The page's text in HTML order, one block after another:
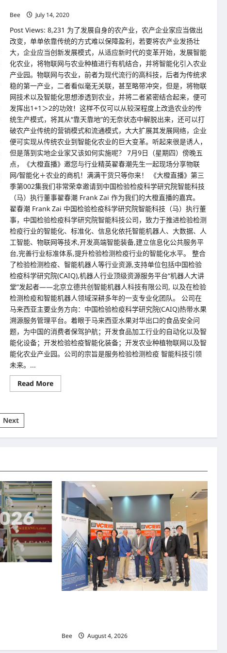
行
业
手
将
分
享
做
生
意
的
实
战
经
验
以
及
共
创
美
好
商
机
的
精
辟
观
点！
Bee
July 14, 2020
Post Views: 8,231 为了发展自身的农产业，农产企业家应当做出
改变，单单依靠传统的方式难以保障盈利，若要将农产业发扬壮
大，企业应当创新发展模式，从适应新时代的变革开始，发展智能
化农业，将物联网与农业种植进行有机结合，并将智能化引入农业
产业园。物联网与农业，前者为现代流行的高科技，后者为传统求
稳的第一产业，二者看似毫无关联，甚至略带冲突，但是，将物联
网技术以及智能化思想渗透到农业，并将二者紧密结合起来，便可
发挥出1+1＞2的功效！这样不仅可以从较深程度上改造农业的传
统生产模式，将其从“靠天靠地”的无奈状态中解脱出来，还可以打
破农产业传统的营销模式和流通模式，大大扩展其发展网络，企业
便可实现从传统农业到智能化农业的巨大变革。听起来很是诱人，
但是落到实地企业家又该如何实施呢？ 7月9日（星期四）傍晚五
点，《大橙直播》邀您与行业精英翟春潮先生一起现场分享物联
网/智能化＋农业的商机！满满干货只等你来！ 《大橙直播》第三
季第002集我们非常荣幸邀请到中国检验检疫科学研究院智能科技
（马）执行董事翟春潮 Frank Zai 作为我们的大橙直播的嘉宾。
翟春潮 Frank Zai 中国检验检疫科学研究院智能科技（马）执行董
事，中国检验检疫科学研究院智能科技公司，致力于推进检验检测
检疫行业的智能化、标准化、信息化依托智能机器人、大数据、人
工智能、物联网等技术,开发高端智能装备,建立信息化公共服务平
台,完善行业标准体系,提升检验检测检疫行业的智能化水平。 整合
了检验检测检疫、智能机器人等行业资源,支持单位包括中国检验
检疫科学研究院(CAIQ),机器人行业顶级资源服务平台“机器人大讲
堂”发起者——北京立德共创智能机器人科技有限公司, 以及在检验
检测检疫和智能机器人领域深耕多年的一支专业化团队。 公司在
马来西亚主要业务方向：中国检验检疫科学研究院(CAIQ)热带水果
溯源服务管理平台。着眼于马来西亚水果对华出口的食品安全问
题，为中国的消费者保驾护航；开发食品加工行业的自动化以及智
能化设备；开发检验检疫智能化装备；开发农业种植物联网以及智
能化农业产业园。公司的宗旨是服务检验检测检疫 智能科技引领
未来。...
Read MoreRead
more
际
直
季|002
集|
农
Next
Bee
August 4, 2026